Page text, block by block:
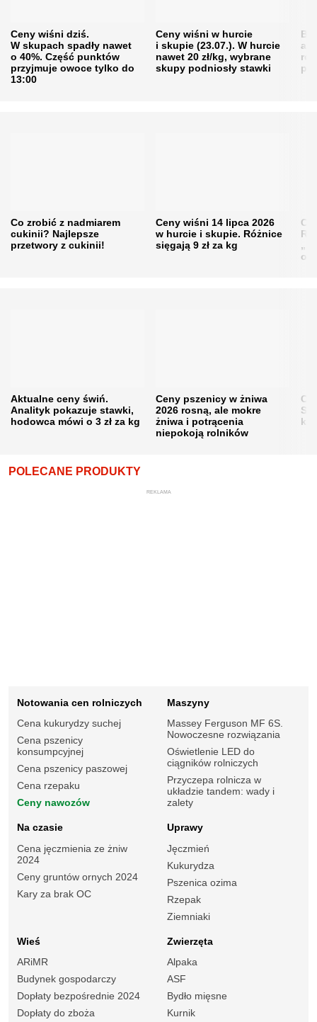
Ceny wiśni dziś.
W skupach spadły nawet
o 40%. Część punktów
przyjmuje owoce tylko do
13:00
Ceny wiśni w hurcie
i skupie (23.07.). W hurcie
nawet 20 zł/kg, wybrane
skupy podniosły stawki
Co zrobić z nadmiarem
cukinii? Najlepsze
przetwory z cukinii!
Ceny wiśni 14 lipca 2026
w hurcie i skupie. Różnice
sięgają 9 zł za kg
Aktualne ceny świń.
Analityk pokazuje stawki,
hodowca mówi o 3 zł za kg
Ceny pszenicy w żniwa
2026 rosną, ale mokre
żniwa i potrącenia
niepokoją rolników
POLECANE PRODUKTY
REKLAMA
Notowania cen rolniczych
Cena kukurydzy suchej
Cena pszenicy
konsumpcyjnej
Cena pszenicy paszowej
Cena rzepaku
Ceny nawozów
Maszyny
Massey Ferguson MF 6S.
Nowoczesne rozwiązania
Oświetlenie LED do
ciągników rolniczych
Przyczepa rolnicza w
układzie tandem: wady i
zalety
Na czasie
Cena jęczmienia ze żniw
2024
Ceny gruntów ornych 2024
Kary za brak OC
Uprawy
Jęczmień
Kukurydza
Pszenica ozima
Rzepak
Ziemniaki
Wieś
ARiMR
Budynek gospodarczy
Dopłaty bezpośrednie 2024
Dopłaty do zboża
Zwierzęta
Alpaka
ASF
Bydło mięsne
Kurnik